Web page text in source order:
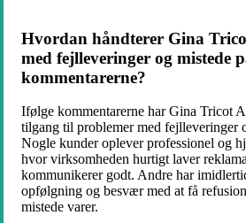
Hvordan håndterer Gina
med fejlleveringer og mistede
kommentarerne?
Ifølge kommentarerne har Gina Tricot
tilgang til problemer med fejlleveringer
Nogle kunder oplever professionel og
hvor virksomheden hurtigt laver
kommunikerer godt. Andre har
opfølgning og besvær med at få
mistede varer.